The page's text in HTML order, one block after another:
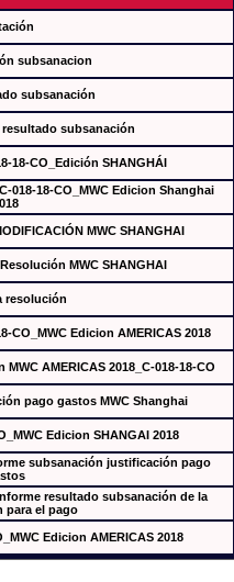
subsanacion
subsanación
subsanación
18-CO_Edición SHANGHÁI
018-18-CO_MWC Edicion Shanghai
MWC SHANGHAI
MWC SHANGHAI
resolución
CO_MWC Edicion AMERICAS 2018
AMERICAS 2018_C-018-18-CO
pago gastos MWC Shanghai
Edicion SHANGAI 2018
subsanación justificación pago
resultado subsanación de la
para el pago
Edicion AMERICAS 2018